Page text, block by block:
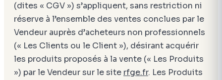
(dites « CGV ») s’appliquent, sans restriction ni
réserve à l’ensemble des ventes conclues par le
Vendeur auprès d’acheteurs non professionnels
(« Les Clients ou le Client »), désirant acquérir
les produits proposés à la vente (« Les Produits
») par le Vendeur sur le site rfge.fr. Les Produits